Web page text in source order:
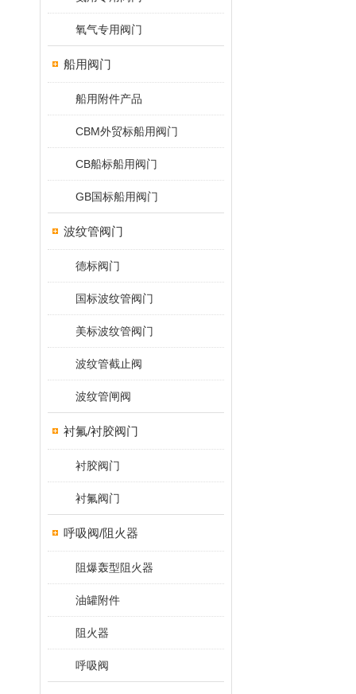
氧气专用阀门
船用阀门
船用附件产品
CBM外贸标船用阀门
CB船标船用阀门
GB国标船用阀门
波纹管阀门
德标阀门
国标波纹管阀门
美标波纹管阀门
波纹管截止阀
波纹管闸阀
衬氟/衬胶阀门
衬胶阀门
衬氟阀门
呼吸阀/阻火器
阻爆轰型阻火器
油罐附件
阻火器
呼吸阀